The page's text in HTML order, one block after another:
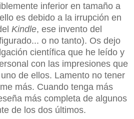
inferior en tamaño a
es debido a la irrupción en
Kindle, ese invento del
o no tanto). Os dejo
científica que he leído y
con las impresiones que
de ellos. Lamento no tener
más. Cuando tenga más
más completa de algunos
de los dos últimos.